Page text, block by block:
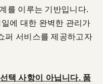
를 이루는 기반입니다.
에 대한 완벽한 관리가
퍼 서비스를 제공하고자
택 사항이 아닙니다. 품